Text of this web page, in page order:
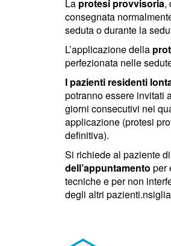
La protesi provvisoria,
consegnata
seduta o durante la
L’applicazione della
perfezionata nelle
I pazienti residenti
potranno essere invitati
giorni consecutivi nei
applicazione (protesi
definitiva).
Si richiede al paziente di
dell’appuntamento per
tecniche e per non
degli altri